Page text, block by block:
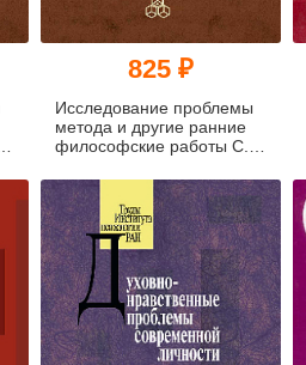
825 ₽
Исследование проблемы
метода и другие ранние
философские работы С.